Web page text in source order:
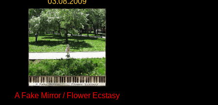
A Fake Mirror / Flower Ecstasy